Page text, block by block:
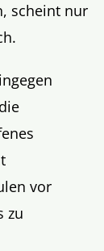
scheint nur
vor
zu